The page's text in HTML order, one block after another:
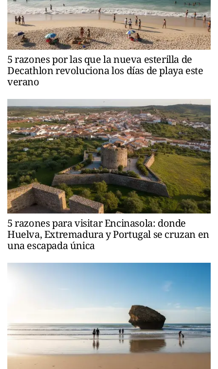
5 razones por las que la nueva esterilla de
Decathlon revoluciona los días de playa este
verano
5 razones para visitar Encinasola: donde
Huelva, Extremadura y Portugal se cruzan en
una escapada única